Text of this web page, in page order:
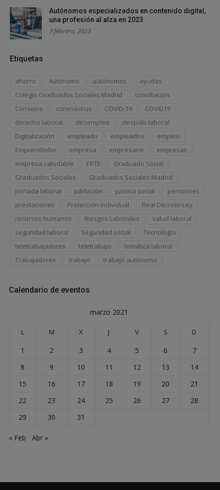
Autónomos especializados en contenido digital,
una profesión al alza en 2023
3 febrero, 2023
Etiquetas
ahorro Autónomo autónomos
ayudas
Colegio Graduados Sociales Madrid
conciliación
Consejos
coronavirus COVID-19
COVID19
derecho laboral
desempleo
despido laboral
Digitalización
empleado empleados
empleo
Emprendedor
empresa empresario
empresas
empresa saludable
ERTE
Graduado Social
Graduados Sociales
Graduados Sociales Madrid
jornada laboral
jubilación justicia social
pensiones
prestaciones
Protección individual
Real Decreto-Ley
recursos humanos
Riesgos Laborales
salud laboral
seguridad laboral
Seguridad social
Tecnología
teletrabajadores
teletrabajo
temática laboral
Trabajadores
trabajo trabajo autónomo
Calendario de eventos
marzo 2021
L M X J V S D
1 2 3 4 5 6
7
8
9 10 11 12 13
14
15
16 17 18 19 20
21
22
23 24 25 26 27
28
29
30 31
« Feb Abr »